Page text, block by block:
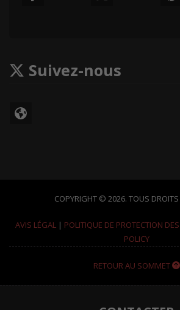
Suivez-nous
COPYRIGHT © 2026. TOUS DROITS
AVIS LÉGAL | POLITIQUE DE PROTECTION
POLICY
RETOUR AU SOMMET